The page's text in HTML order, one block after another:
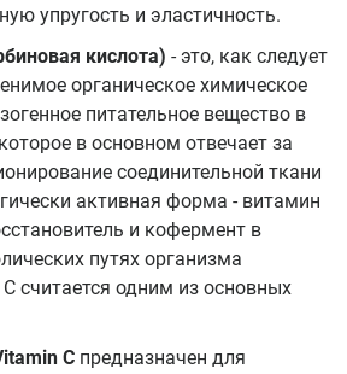
упругость и эластичность.
кислота) - это, как следует
органическое химическое
питательное вещество в
в основном отвечает за
соединительной ткани
активная форма - витамин
и кофермент в
путях организма
считается одним из основных
C предназначен для